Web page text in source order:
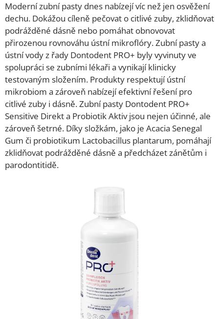
Moderní zubní pasty dnes nabízejí víc než jen osvěžení
dechu. Dokážou cíleně pečovat o citlivé zuby, zklidňovat
podrážděné dásně nebo pomáhat obnovovat
přirozenou rovnováhu ústní mikroflóry. Zubní pasty a
ústní vody z řady Dontodent PRO+ byly vyvinuty ve
spolupráci se zubními lékaři a vynikají klinicky
testovaným složením. Produkty respektují ústní
mikrobiom a zároveň nabízejí efektivní řešení pro
citlivé zuby i dásně. Zubní pasty Dontodent PRO+
Sensitive Direkt a Probiotik Aktiv jsou nejen účinné, ale
zároveň šetrné. Díky složkám, jako je Acacia Senegal
Gum či probiotikum Lactobacillus plantarum, pomáhají
zklidňovat podrážděné dásně a předcházet zánětům i
parodontitidě.